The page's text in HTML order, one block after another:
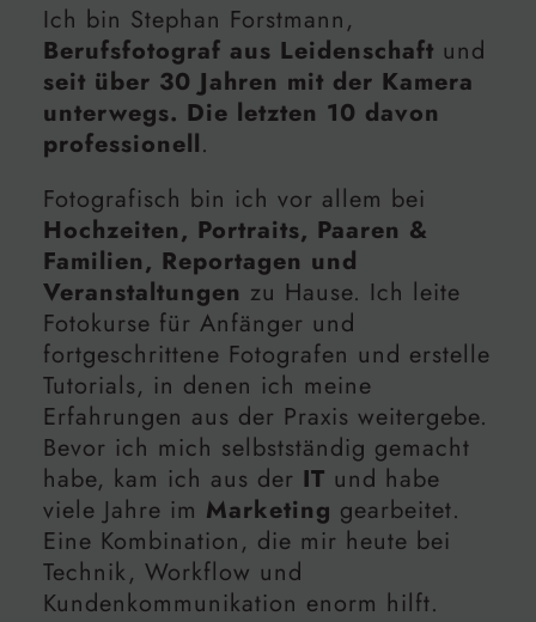
Ich bin Stephan Forstmann,
Berufsfotograf aus Leidenschaft und
seit über 30 Jahren mit der Kamera
unterwegs. Die letzten 10 davon
professionell.
Fotografisch bin ich vor allem bei
Hochzeiten, Portraits, Paaren &
Familien, Reportagen und
Veranstaltungen zu Hause. Ich leite
Fotokurse für Anfänger und
fortgeschrittene Fotografen und erstelle
Tutorials, in denen ich meine
Erfahrungen aus der Praxis weitergebe.
Bevor ich mich selbstständig gemacht
habe, kam ich aus der IT und habe
viele Jahre im Marketing gearbeitet.
Eine Kombination, die mir heute bei
Technik, Workflow und
Kundenkommunikation enorm hilft.